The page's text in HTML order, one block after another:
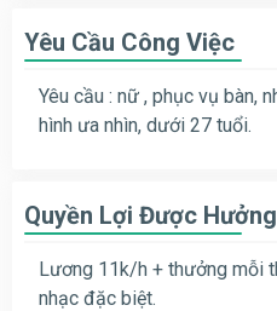
Yêu Cầu Công Việc
Yêu cầu : nữ , phục vụ bàn,
hình ưa nhìn, dưới 27 tuổi.
Quyền Lợi Được Hưởng
Lương 11k/h + thưởng mỗi
nhạc đặc biệt.